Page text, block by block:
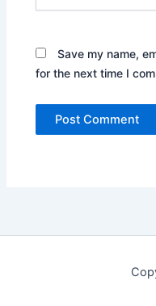
Save my name,
for the next time I